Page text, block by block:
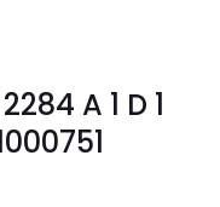
A 1 D 1